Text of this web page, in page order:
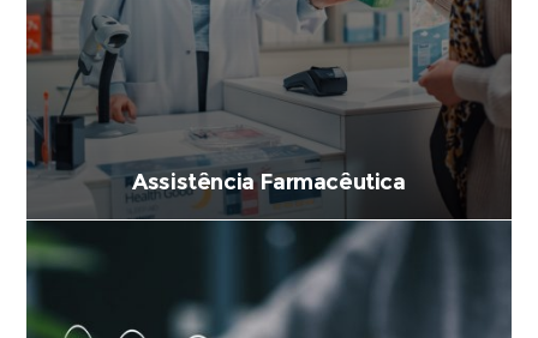
Assistência Farmacêutica